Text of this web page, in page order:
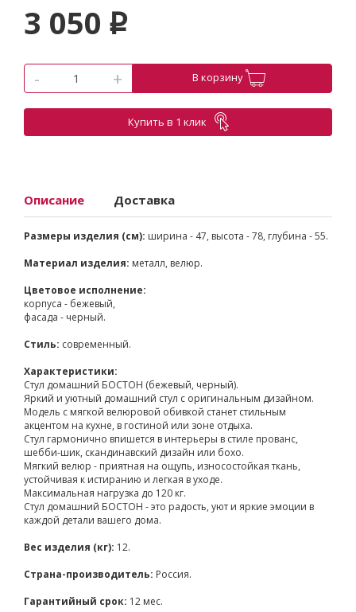
3 050 p
- + В корзину
Купить в 1 клик
Описание Доставка
Размеры изделия (см): ширина - 47, высота - 78, глубина - 55.
Материал изделия: металл, велюр.
Цветовое исполнение:
корпуса - бежевый,
фасада - черный.
Стиль: современный.
Характеристики:
Стул домашний БОСТОН (бежевый, черный).
Яркий и уютный домашний стул с оригинальным дизайном.
Модель с мягкой велюровой обивкой станет стильным
акцентом на кухне, в гостиной или зоне отдыха.
Стул гармонично впишется в интерьеры в стиле прованс,
шебби-шик, скандинавский дизайн или бохо.
Мягкий велюр - приятная на ощупь, износостойкая ткань,
устойчивая к истиранию и легкая в уходе.
Максимальная нагрузка до 120 кг.
Стул домашний БОСТОН - это радость, уют и яркие эмоции в
каждой детали вашего дома.
Вес изделия (кг): 12.
Страна-производитель: Россия.
Гарантийный срок: 12 мес.